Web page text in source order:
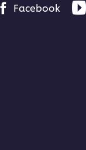
Facebook